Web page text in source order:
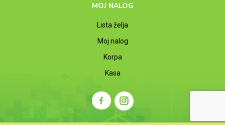
MOJ NALOG
Lista želja
Moj nalog
Korpa
Kasa